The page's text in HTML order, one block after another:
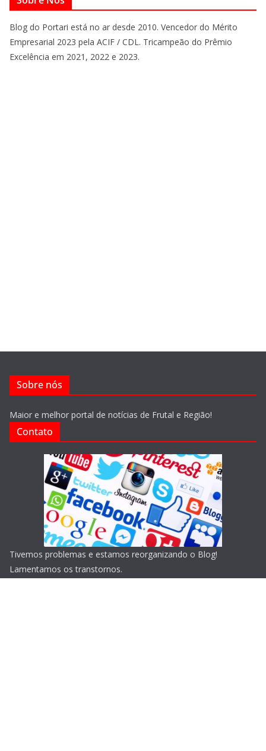
Blog do Portari está no ar desde 2010. Vencedor do Mérito
Empresarial 2023 pela ACIF / CDL. Tricampeão do Prêmio
Excelência em 2021, 2022 e 2023.
Sobre nós
Maior e melhor portal de notícias de Frutal e Região!
Contato
Tivemos problemas e estamos reorganizando o Blog!
Lamentamos os transtornos.